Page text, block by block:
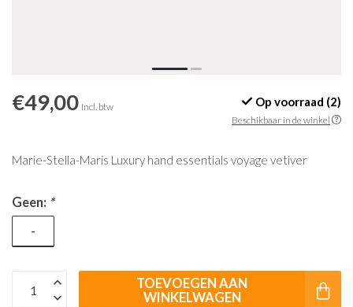
€49,00 Incl. btw Op voorraad (2)
Beschikbaar in de winkel
Marie-Stella-Maris Luxury hand essentials voyage vetiver
Geen: *
-
TOEVOEGEN AAN
WINKELWAGEN